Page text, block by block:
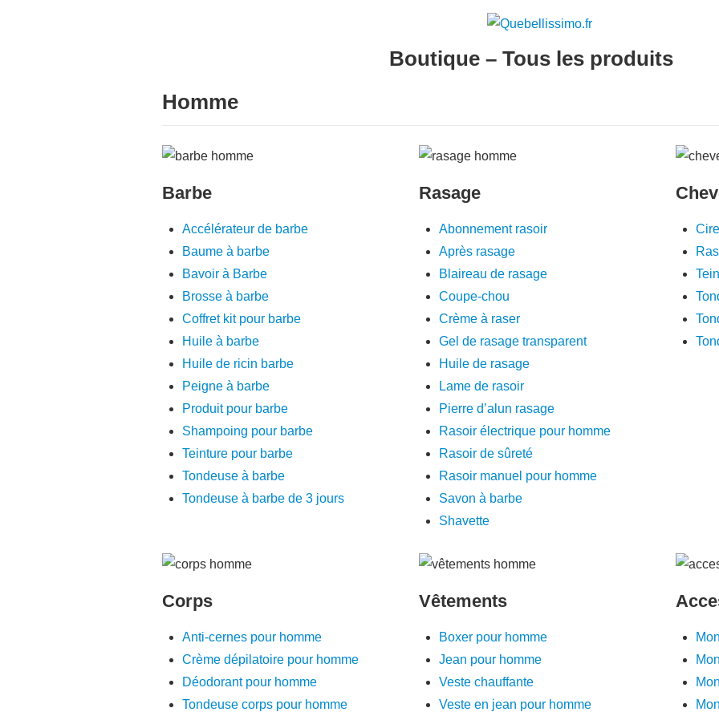
Boutique – Tous les produits
Homme
Barbe
Accélérateur de barbe
Baume à barbe
Bavoir à Barbe
Brosse à barbe
Coffret kit pour barbe
Huile à barbe
Huile de ricin barbe
Peigne à barbe
Produit pour barbe
Shampoing pour barbe
Teinture pour barbe
Tondeuse à barbe
Tondeuse à barbe de 3 jours
Rasage
Abonnement rasoir
Après rasage
Blaireau de rasage
Coupe-chou
Crème à raser
Gel de rasage transparent
Huile de rasage
Lame de rasoir
Pierre d’alun rasage
Rasoir électrique pour homme
Rasoir de sûreté
Rasoir manuel pour homme
Savon à barbe
Shavette
Corps
Anti-cernes pour homme
Crème dépilatoire pour homme
Déodorant pour homme
Tondeuse corps pour homme
Vêtements
Boxer pour homme
Jean pour homme
Veste chauffante
Veste en jean pour homme